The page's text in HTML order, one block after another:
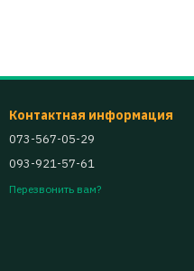
всего используют рейки на
лучше подходят, когда
Valtek Type 30,
Контактная информация
073-567-05-29
093-921-57-61
Перезвонить вам?